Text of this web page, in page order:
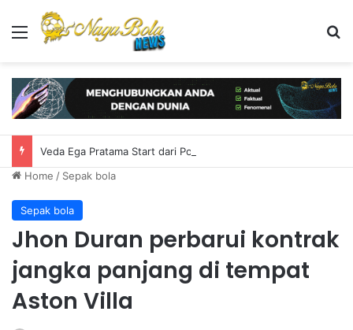
Menu
Home / Sepak bola
Sepak bola
Jhon Duran perbarui kontrak
jangka panjang di tempat
Aston Villa